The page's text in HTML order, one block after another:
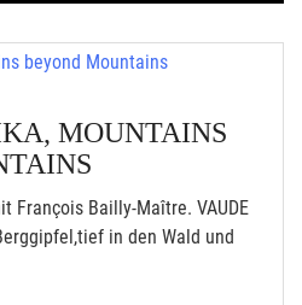
MOUNTAINS
François Bailly-Maître. VAUDE
in den Wald und